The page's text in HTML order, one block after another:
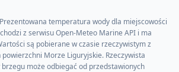
Prezentowana temperatura wody dla miejscowości
z serwisu Open-Meteo Marine API i ma
są pobierane w czasie rzeczywistym z
Morze Liguryjskie. Rzeczywista
może odbiegać od przedstawionych